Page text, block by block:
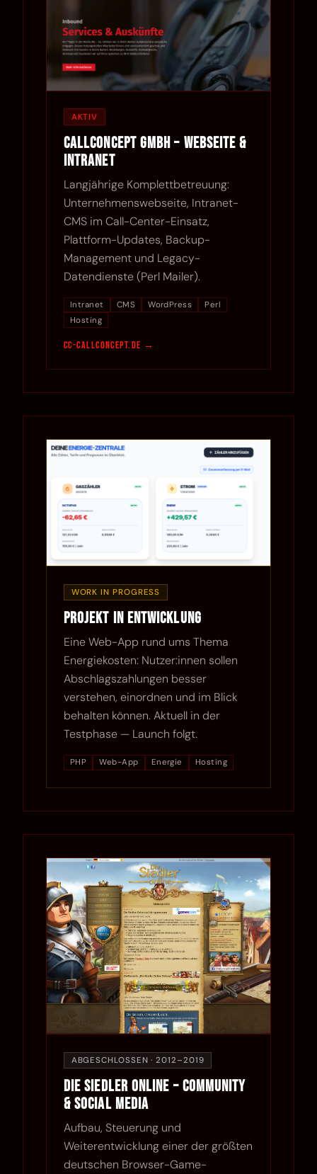
AKTIV
CallConcept GmbH – Webseite &
Intranet
Langjährige Komplettbetreuung:
Unternehmenswebseite, Intranet-
CMS im Call-Center-Einsatz,
Plattform-Updates, Backup-
Management und Legacy-
Datendienste (Perl Mailer).
Intranet CMS WordPress
Perl
Hosting
cc-callconcept.de
WORK IN PROGRESS
Projekt in Entwicklung
Eine Web-App rund ums Thema
Energiekosten: Nutzer:innen sollen
Abschlagszahlungen besser
verstehen, einordnen und im Blick
behalten können. Aktuell in der
Testphase — Launch folgt.
PHP Web-App Energie Hosting
ABGESCHLOSSEN · 2012–2019
Die Siedler Online – Community
& Social Media
Aufbau, Steuerung und
Weiterentwicklung einer der größten
deutschen Browser-Game-